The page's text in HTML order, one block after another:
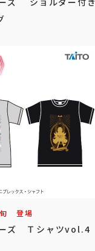
登場
ーズ Ｔシャツvol.4